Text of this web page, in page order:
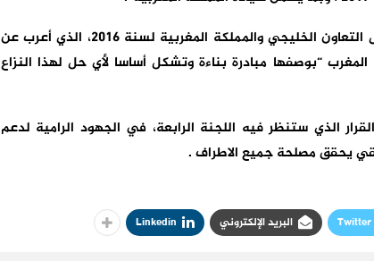
وأشار في هذا الصدد، الى بيان قمة دول مجلس التعاون الخليجي والمملكة المغربية لسنة 2016، الذي أعرب عن
“بوصفها مبادرة بناءة وتشكل أساسا لأي حل لهذا النزاع
الذي ستنظر فيه اللجنة الرابعة، في الجهود الرامية لدعم
يحقق مصلحة جميع الاطراف .
Twitter البريد الإلكتروني Linkedin